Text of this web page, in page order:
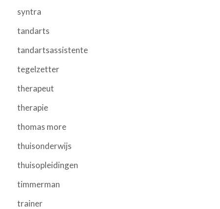
syntra
tandarts
tandartsassistente
tegelzetter
therapeut
therapie
thomas more
thuisonderwijs
thuisopleidingen
timmerman
trainer